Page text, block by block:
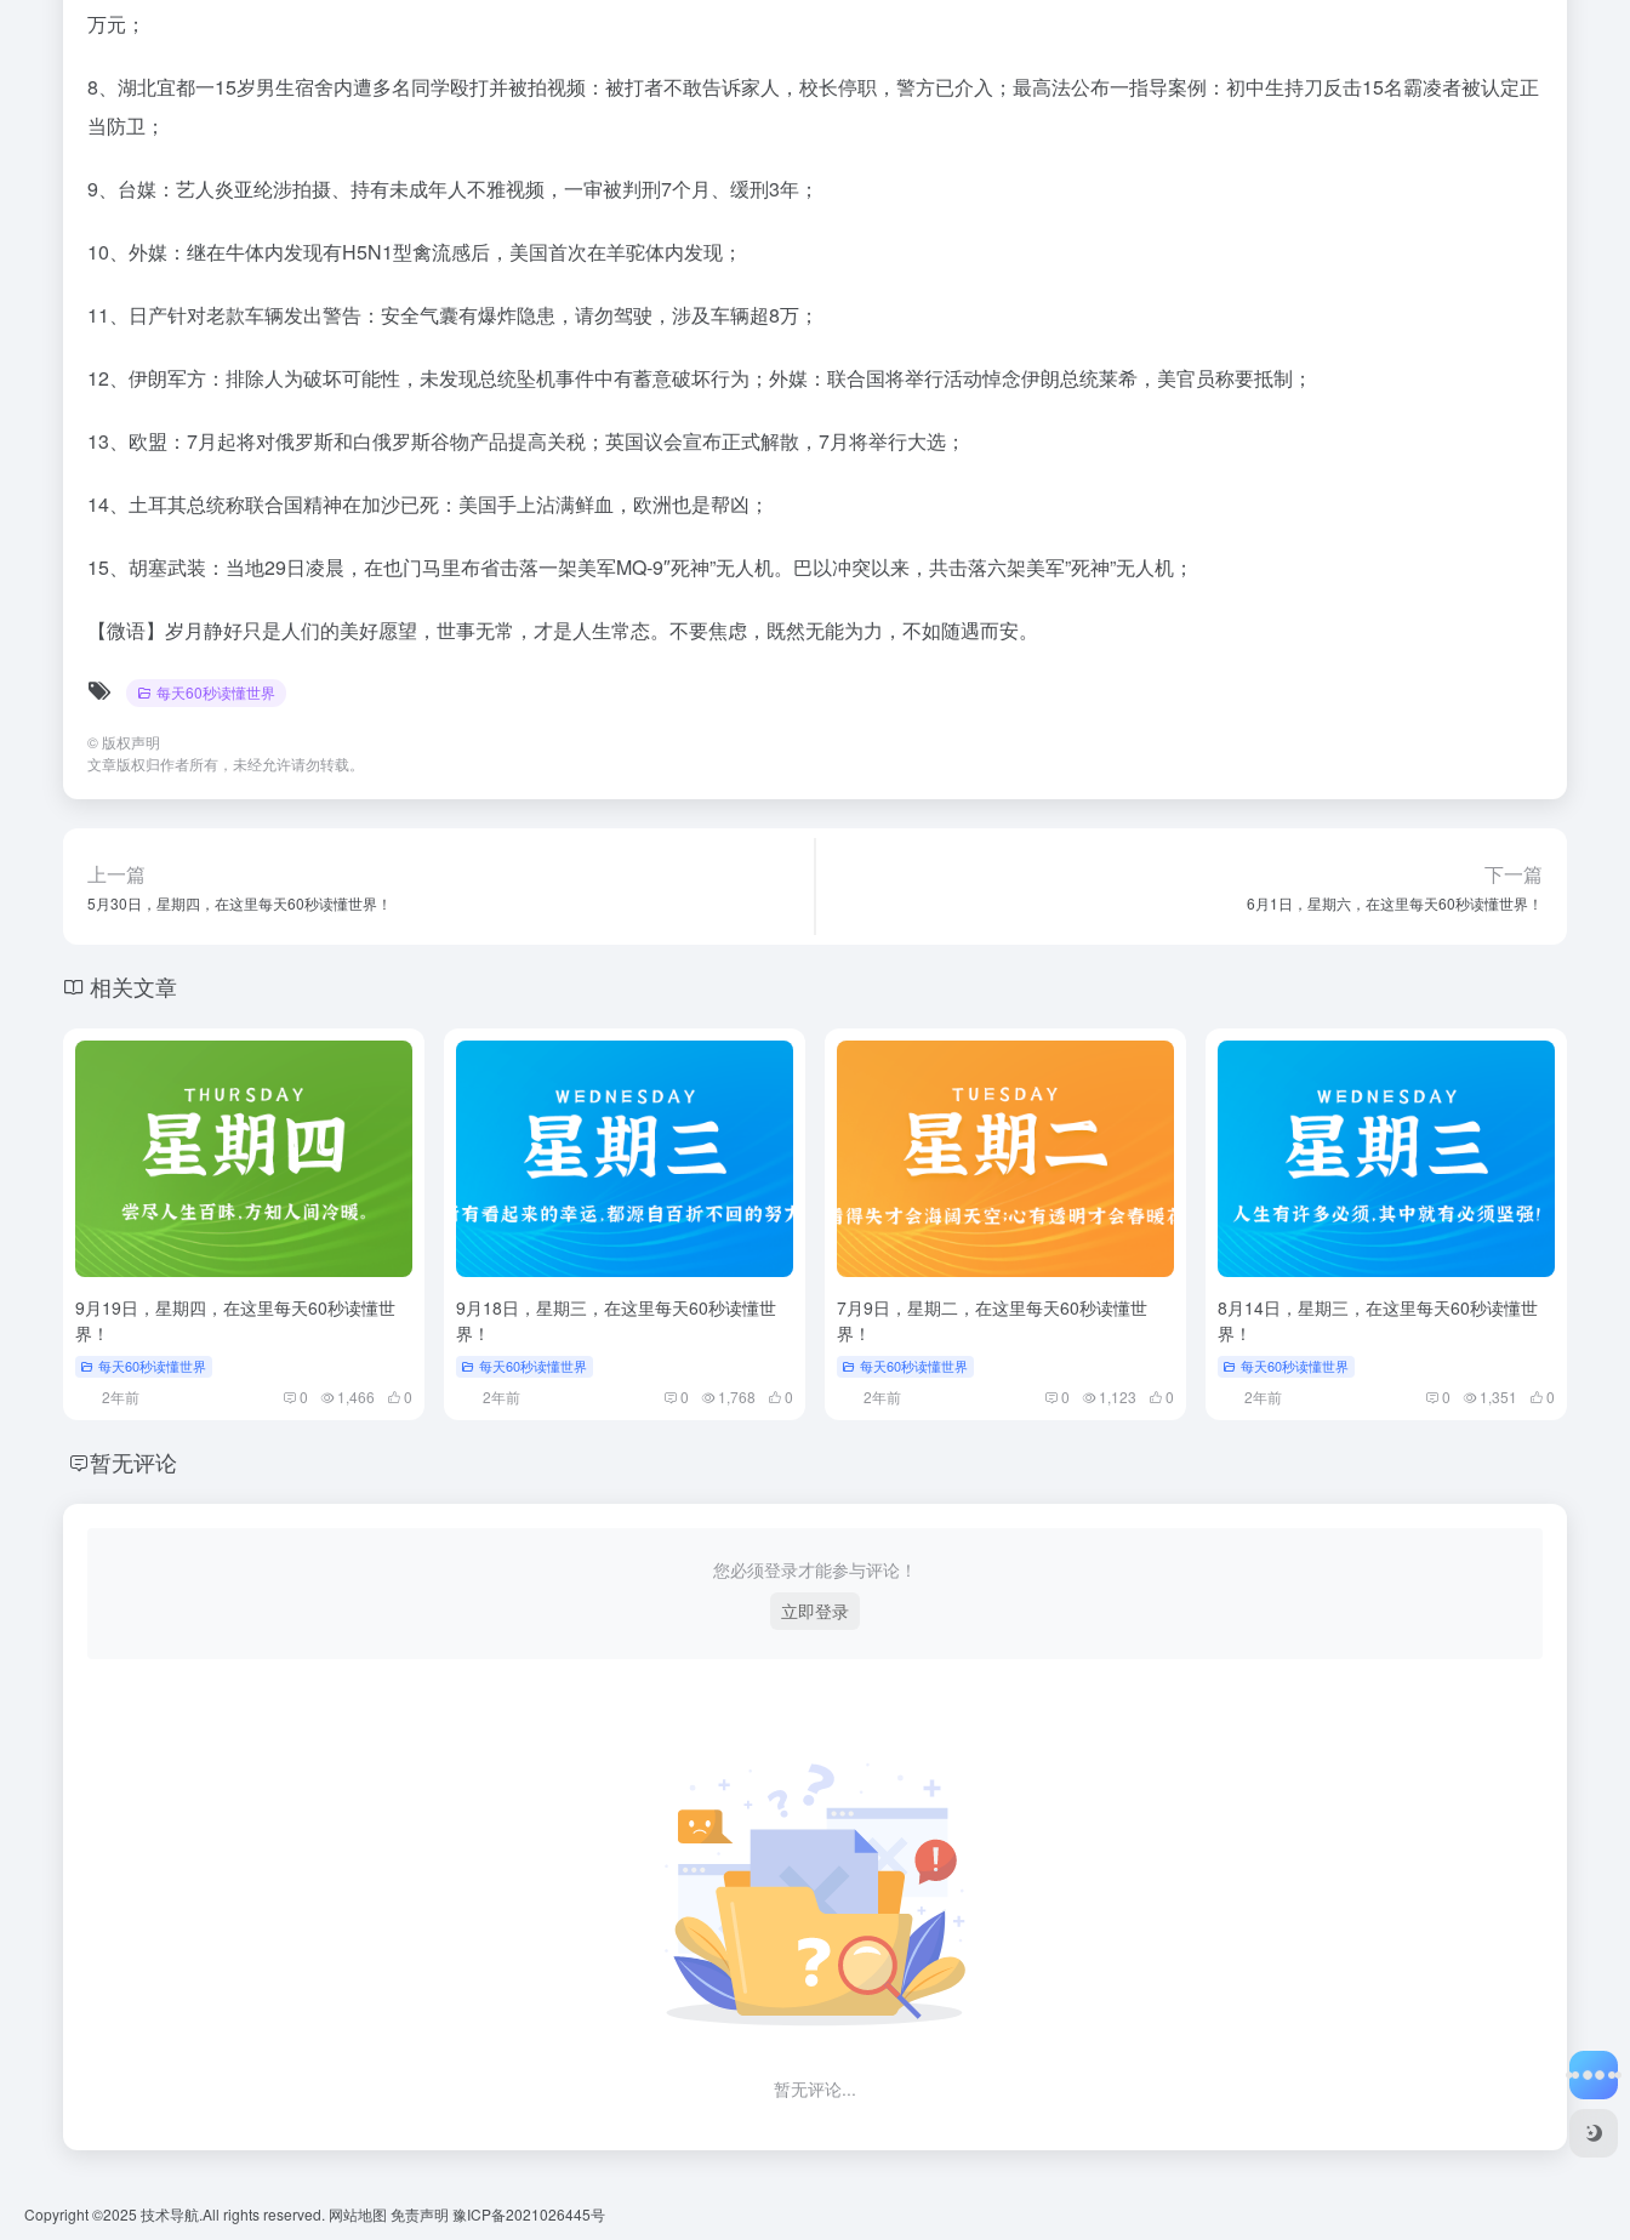
万元；
8、湖北宜都一15岁男生宿舍内遭多名同学殴打并被拍视频：被打者不敢告诉家人，校长停职，警方已介入；最高法公布一指导案例：初中生持刀反击15名霸凌者被认定正
当防卫；
9、台媒：艺人炎亚纶涉拍摄、持有未成年人不雅视频，一审被判刑7个月、缓刑3年；
10、外媒：继在牛体内发现有H5N1型禽流感后，美国首次在羊驼体内发现；
11、日产针对老款车辆发出警告：安全气囊有爆炸隐患，请勿驾驶，涉及车辆超8万；
12、伊朗军方：排除人为破坏可能性，未发现总统坠机事件中有蓄意破坏行为；外媒：联合国将举行活动悼念伊朗总统莱希，美官员称要抵制；
13、欧盟：7月起将对俄罗斯和白俄罗斯谷物产品提高关税；英国议会宣布正式解散，7月将举行大选；
14、土耳其总统称联合国精神在加沙已死：美国手上沾满鲜血，欧洲也是帮凶；
15、胡塞武装：当地29日凌晨，在也门马里布省击落一架美军MQ-9″死神”无人机。巴以冲突以来，共击落六架美军”死神”无人机；
【微语】岁月静好只是人们的美好愿望，世事无常，才是人生常态。不要焦虑，既然无能为力，不如随遇而安。
每天60秒读懂世界
© 版权声明
文章版权归作者所有，未经允许请勿转载。
上一篇
5月30日，星期四，在这里每天60秒读懂世界！
下一篇
6月1日，星期六，在这里每天60秒读懂世界！
相关文章
9月19日，星期四，在这里每天60秒读懂世
界！
每天60秒读懂世界
2年前 0 1,466 0
9月18日，星期三，在这里每天60秒读懂世
界！
每天60秒读懂世界
2年前 0 1,768 0
7月9日，星期二，在这里每天60秒读懂世
界！
每天60秒读懂世界
2年前 0 1,123 0
8月14日，星期三，在这里每天60秒读懂世
界！
每天60秒读懂世界
2年前 0 1,351 0
暂无评论
您必须登录才能参与评论！
立即登录
暂无评论...
Copyright ©2025 技术导航.All rights reserved. 网站地图 免责声明 豫ICP备2021026445号